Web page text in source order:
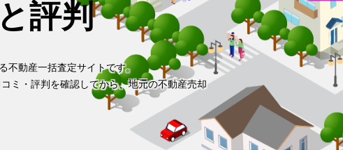
評判
不動産一括査定サイトです。
ミ・評判を確認してから、地元の不動産売却